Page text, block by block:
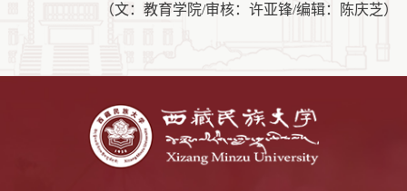
（文：教育学院/审核：许亚锋/编辑：陈庆芝）